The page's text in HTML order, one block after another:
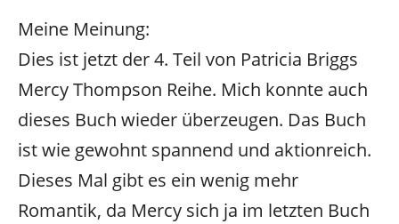
Meine Meinung:
Dies ist jetzt der 4. Teil von Patricia Briggs
Mercy Thompson Reihe. Mich konnte auch
dieses Buch wieder überzeugen. Das Buch
ist wie gewohnt spannend und aktionreich.
Dieses Mal gibt es ein wenig mehr
Romantik, da Mercy sich ja im letzten Buch